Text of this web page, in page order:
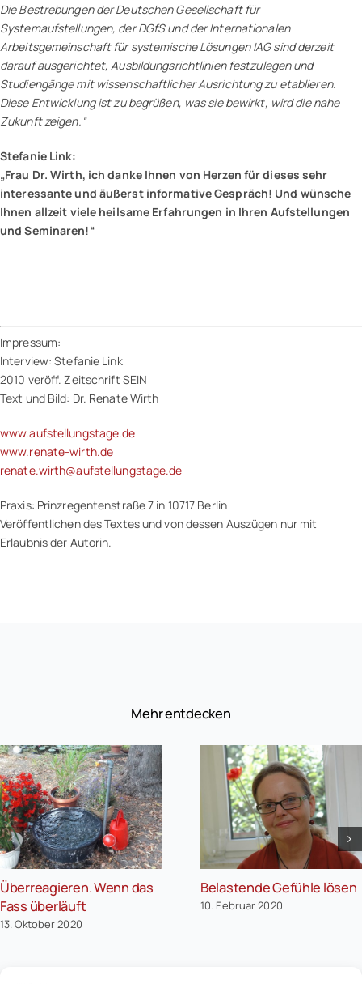
Die Bestrebungen der Deutschen Gesellschaft für
Systemaufstellungen, der DGfS und der Internationalen
Arbeitsgemeinschaft für systemische Lösungen IAG sind derzeit
darauf ausgerichtet, Ausbildungsrichtlinien festzulegen und
Studiengänge mit wissenschaftlicher Ausrichtung zu etablieren.
Diese Entwicklung ist zu begrüßen, was sie bewirkt, wird die nahe
Zukunft zeigen.“
Stefanie Link:
„Frau Dr. Wirth, ich danke Ihnen von Herzen für dieses sehr
interessante und äußerst informative Gespräch! Und wünsche
Ihnen allzeit viele heilsame Erfahrungen in Ihren Aufstellungen
und Seminaren!“
Impressum:
Interview: Stefanie Link
2010 veröff. Zeitschrift SEIN
Text und Bild: Dr. Renate Wirth
www.aufstellungstage.de
www.renate-wirth.de
renate.wirth@aufstellungstage.de
Praxis: Prinzregentenstraße 7 in 10717 Berlin
Veröffentlichen des Textes und von dessen Auszügen nur mit
Erlaubnis der Autorin.
Mehr entdecken
Überreagieren. Wenn das
Fass überläuft
13. Oktober 2020
Belastende Gefühle lösen
10. Februar 2020